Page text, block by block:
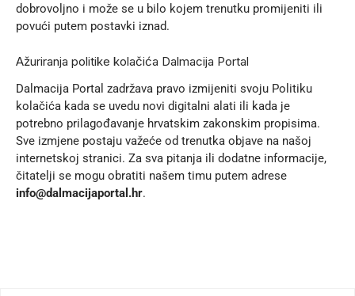
dobrovoljno i može se u bilo kojem trenutku promijeniti ili
povući putem postavki iznad.
Ažuriranja politike kolačića Dalmacija Portal
Dalmacija Portal zadržava pravo izmijeniti svoju Politiku
kolačića kada se uvedu novi digitalni alati ili kada je
potrebno prilagođavanje hrvatskim zakonskim propisima.
Sve izmjene postaju važeće od trenutka objave na našoj
internetskoj stranici. Za sva pitanja ili dodatne informacije,
čitatelji se mogu obratiti našem timu putem adrese
info@dalmacijaportal.hr.